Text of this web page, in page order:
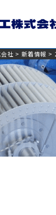
社 >新着情報 >